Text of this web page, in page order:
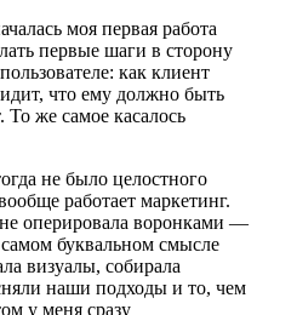
моя первая работа
первые шаги в сторону
как клиент
что ему должно быть
же самое касалось
не было целостного
работает маркетинг.
оперировала воронками —
буквальном смысле
визуалы, собирала
наши подходы и то, чем
у меня сразу